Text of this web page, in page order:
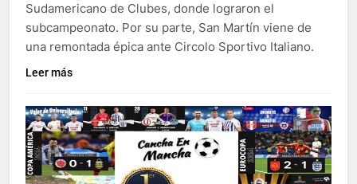
Sudamericano de Clubes, donde lograron el
subcampeonato. Por su parte, San Martín viene de
una remontada épica ante Circolo Sportivo Italiano.
Leer más